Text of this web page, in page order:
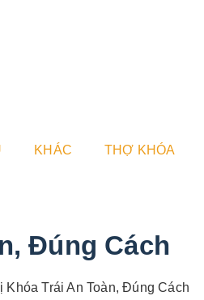
KHÁC THỢ KHÓA
Đúng Cách